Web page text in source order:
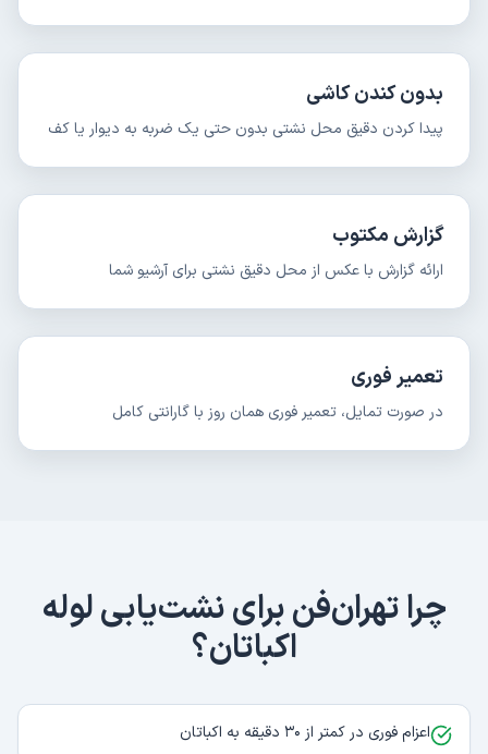
بدون کندن کاشی
پیدا کردن دقیق محل نشتی بدون حتی یک ضربه به دیوار یا کف
گزارش مکتوب
ارائه گزارش با عکس از محل دقیق نشتی برای آرشیو شما
تعمیر فوری
در صورت تمایل، تعمیر فوری همان روز با گارانتی کامل
چرا تهران‌فن براینشت‌یابی لوله
اکباتان؟
اعزام فوری در کمتر از ۳۰ دقیقه به اکباتان